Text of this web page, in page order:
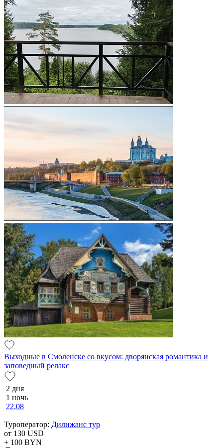
Выходные в Смоленске со вкусом: дворянская романтика и
заповедный релакс
2 дня
1 ночь
22.08
Туроператор: Дилижанс тур
от 130 USD
+ 100 BYN